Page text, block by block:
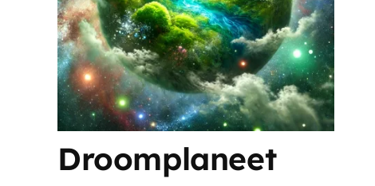
Droomplaneet